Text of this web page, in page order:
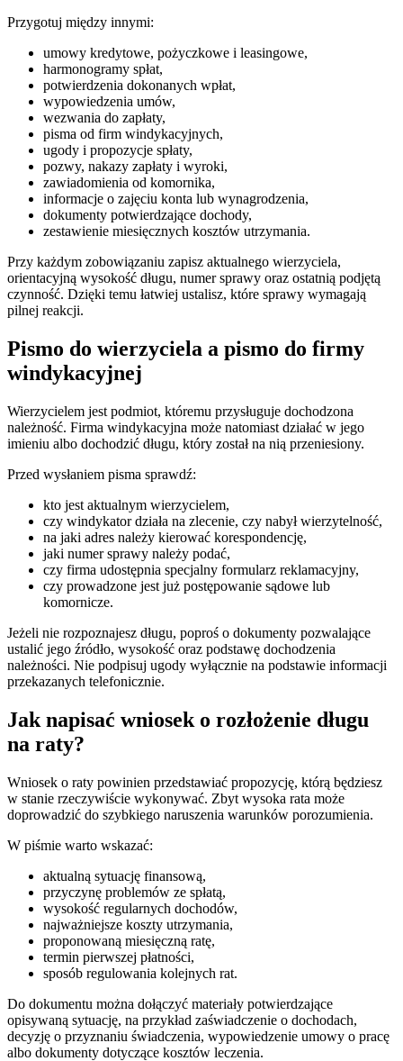
Przygotuj między innymi:
umowy kredytowe, pożyczkowe i leasingowe,
harmonogramy spłat,
potwierdzenia dokonanych wpłat,
wypowiedzenia umów,
wezwania do zapłaty,
pisma od firm windykacyjnych,
ugody i propozycje spłaty,
pozwy, nakazy zapłaty i wyroki,
zawiadomienia od komornika,
informacje o zajęciu konta lub wynagrodzenia,
dokumenty potwierdzające dochody,
zestawienie miesięcznych kosztów utrzymania.
Przy każdym zobowiązaniu zapisz aktualnego wierzyciela,
orientacyjną wysokość długu, numer sprawy oraz ostatnią podjętą
czynność. Dzięki temu łatwiej ustalisz, które sprawy wymagają
pilnej reakcji.
Pismo do wierzyciela a pismo do firmy
windykacyjnej
Wierzycielem jest podmiot, któremu przysługuje dochodzona
należność. Firma windykacyjna może natomiast działać w jego
imieniu albo dochodzić długu, który został na nią przeniesiony.
Przed wysłaniem pisma sprawdź:
kto jest aktualnym wierzycielem,
czy windykator działa na zlecenie, czy nabył wierzytelność,
na jaki adres należy kierować korespondencję,
jaki numer sprawy należy podać,
czy firma udostępnia specjalny formularz reklamacyjny,
czy prowadzone jest już postępowanie sądowe lub
komornicze.
Jeżeli nie rozpoznajesz długu, poproś o dokumenty pozwalające
ustalić jego źródło, wysokość oraz podstawę dochodzenia
należności. Nie podpisuj ugody wyłącznie na podstawie informacji
przekazanych telefonicznie.
Jak napisać wniosek o rozłożenie długu
na raty?
Wniosek o raty powinien przedstawiać propozycję, którą będziesz
w stanie rzeczywiście wykonywać. Zbyt wysoka rata może
doprowadzić do szybkiego naruszenia warunków porozumienia.
W piśmie warto wskazać:
aktualną sytuację finansową,
przyczynę problemów ze spłatą,
wysokość regularnych dochodów,
najważniejsze koszty utrzymania,
proponowaną miesięczną ratę,
termin pierwszej płatności,
sposób regulowania kolejnych rat.
Do dokumentu można dołączyć materiały potwierdzające
opisywaną sytuację, na przykład zaświadczenie o dochodach,
decyzję o przyznaniu świadczenia, wypowiedzenie umowy o pracę
albo dokumenty dotyczące kosztów leczenia.